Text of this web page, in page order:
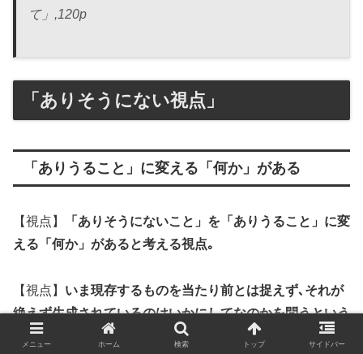
て」,120p
「ありそうにない視点」
「ありうること」に変える「何か」がある
【視点】
「ありそうにないこと」を「ありうること」に変
える「何か」があると考える視点｡
【視点】 いま現存するものを当たり前とは捉えず､それが
絶えず生成されているのはいかにしてなのかを問うという
視点と態度
メニュー ホーム 検索 トップ サイドバー